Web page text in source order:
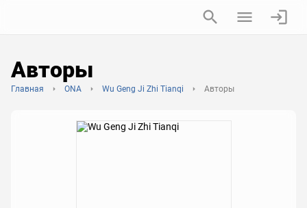
Авторы
Главная ONA Wu Geng Ji Zhi Tianqi Авторы